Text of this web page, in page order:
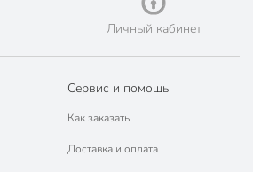
Личный кабинет
Сервис и помощь
Как заказать
Доставка и оплата